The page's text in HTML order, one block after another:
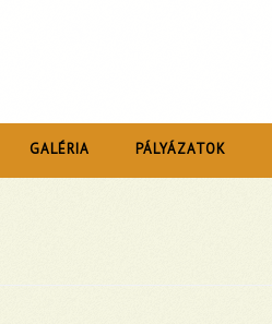
GALÉRIA PÁLYÁZATOK